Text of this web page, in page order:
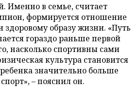
Именно в семье, считает
формируется отношение
здоровому образу жизни. «Путь
гораздо раньше первой
насколько спортивны сами
культура становится
значительно больше
– пояснил он.